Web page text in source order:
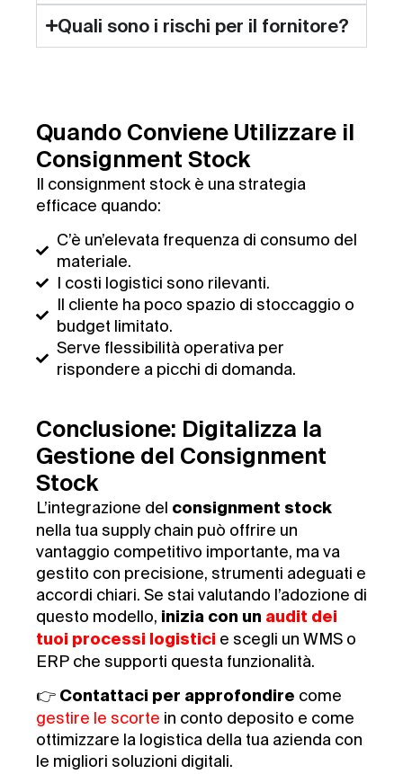
Quali sono i rischi per il fornitore?
Quando Conviene Utilizzare il
Consignment Stock
Il consignment stock è una strategia
efficace quando:
C’è un’elevata frequenza di consumo del
materiale.
I costi logistici sono rilevanti.
Il cliente ha poco spazio di stoccaggio o
budget limitato.
Serve flessibilità operativa per
rispondere a picchi di domanda.
Conclusione: Digitalizza la
Gestione del Consignment
Stock
L’integrazione del consignment stock
nella tua supply chain può offrire un
vantaggio competitivo importante, ma va
gestito con precisione, strumenti adeguati e
accordi chiari. Se stai valutando l’adozione di
questo modello, inizia con un audit dei
tuoi processi logistici e scegli un WMS o
ERP che supporti questa funzionalità.
👉 Contattaci per approfondire come
gestire le scorte in conto deposito e come
ottimizzare la logistica della tua azienda con
le migliori soluzioni digitali.